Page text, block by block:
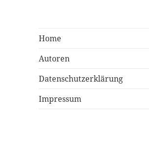
Home
Autoren
Datenschutzerklärung
Impressum